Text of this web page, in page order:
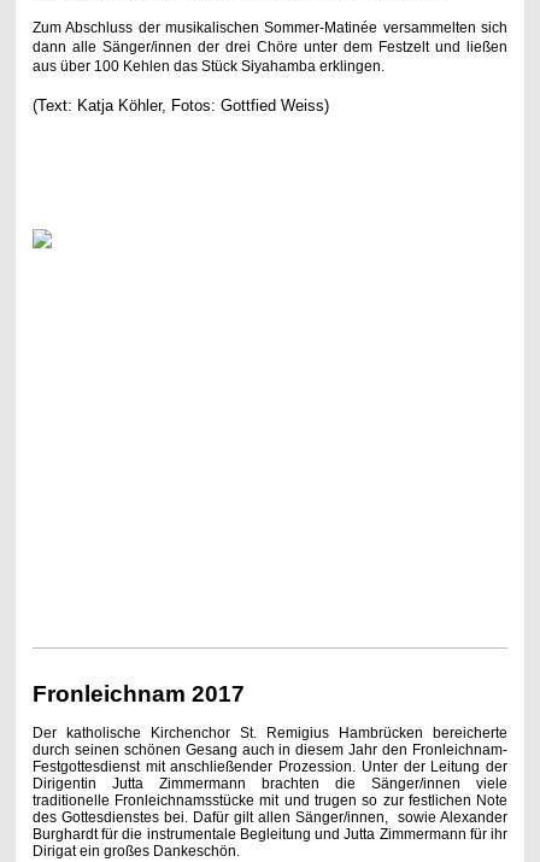
Zum Abschluss der musikalischen Sommer-Matinée versammelten sich
dann alle Sänger/innen der drei Chöre unter dem Festzelt und ließen
aus über 100 Kehlen das Stück Siyahamba erklingen.
(Text: Katja Köhler, Fotos: Gottfied Weiss)
Fronleichnam 2017
Der katholische Kirchenchor St. Remigius Hambrücken bereicherte
durch seinen schönen Gesang auch in diesem Jahr den Fronleichnam-
Festgottesdienst mit anschließender Prozession. Unter der Leitung der
Dirigentin Jutta Zimmermann brachten die Sänger/innen viele
traditionelle Fronleichnamsstücke mit und trugen so zur festlichen Note
des Gottesdienstes bei. Dafür gilt allen Sänger/innen, sowie Alexander
Burghardt für die instrumentale Begleitung und Jutta Zimmermann für ihr
Dirigat ein großes Dankeschön.